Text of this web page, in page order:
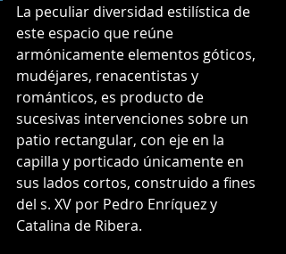
La peculiar diversidad estilística de
este espacio que reúne
armónicamente elementos góticos,
mudéjares, renacentistas y
románticos, es producto de
sucesivas intervenciones sobre un
patio rectangular, con eje en la
capilla y porticado únicamente en
sus lados cortos, construido a fines
del s. XV por Pedro Enríquez y
Catalina de Ribera.